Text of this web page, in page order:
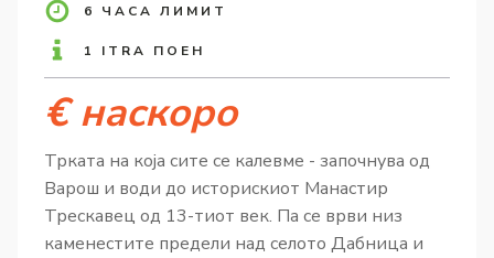
6 ЧАСА ЛИМИТ
1 ITRA ПОЕН
€ наскоро
Трката на која сите се калевме - започнува од
Варош и води до историскиот Манастир
Трескавец од 13-тиот век. Па се врви низ
каменестите предели над селото Дабница и